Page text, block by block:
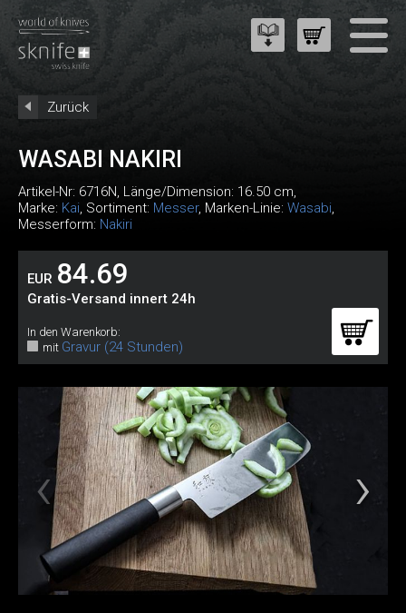
Zurück
WASABI NAKIRI
Artikel-Nr: 6716N, Länge/Dimension: 16.50 cm,
Marke: Kai, Sortiment: Messer, Marken-Linie: Wasabi,
Messerform: Nakiri
EUR 84.69
Gratis-Versand innert 24h
In den Warenkorb:
mit Gravur (24 Stunden)